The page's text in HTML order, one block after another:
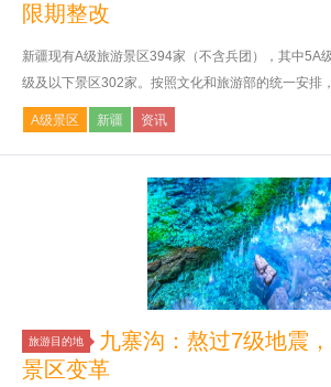
限期整改
新疆现有A级旅游景区394家（不含兵团），其中5A
级及以下景区302家。按照文化和旅游部的统一安排
A级景区 新疆 资讯
旅游目的地
九寨沟：熬过7级地震
景区变革